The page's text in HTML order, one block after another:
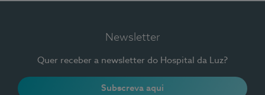
Newsletter
Quer receber a newsletter do Hospital da Luz?
Subscreva aqui